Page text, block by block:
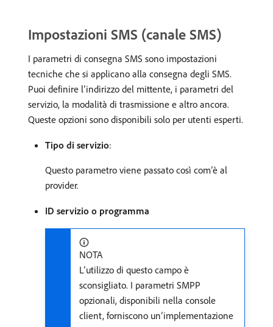
Impostazioni SMS (canale SMS)
I parametri di consegna SMS sono impostazioni
tecniche che si applicano alla consegna degli SMS.
Puoi definire l’indirizzo del mittente, i parametri del
servizio, la modalità di trasmissione e altro ancora.
Queste opzioni sono disponibili solo per utenti esperti.
Tipo di servizio:
Questo parametro viene passato così com’è al
provider.
ID servizio o programma
NOTA
L’utilizzo di questo campo è
sconsigliato. I parametri SMPP
opzionali, disponibili nella console
client, forniscono un’implementazione